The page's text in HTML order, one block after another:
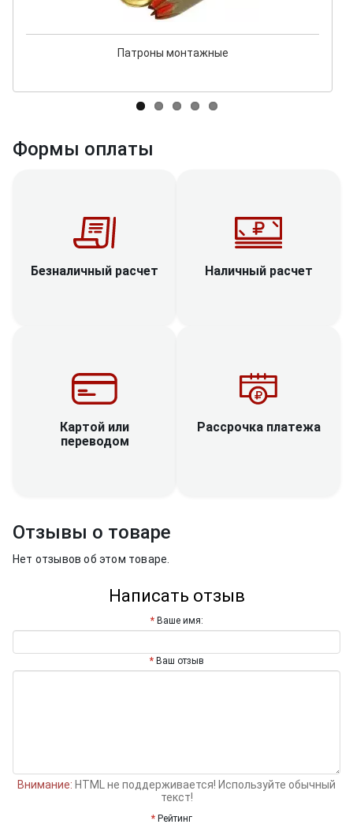
Патроны монтажные
Формы оплаты
Безналичный расчет Наличный расчет
Картой или
переводом
Рассрочка платежа
Отзывы о товаре
Нет отзывов об этом товаре.
Написать отзыв
Ваше имя:
Ваш отзыв
Внимание: HTML не поддерживается! Используйте обычный
текст!
Рейтинг